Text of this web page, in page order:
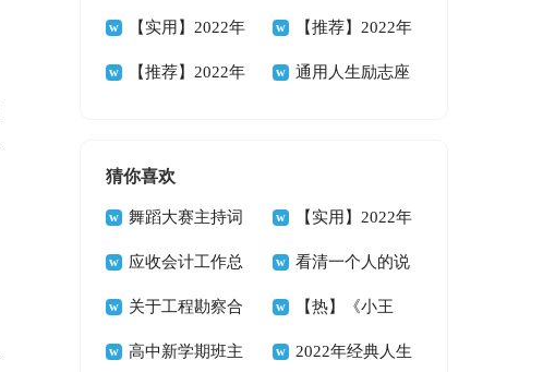
88条
人生格言集锦38条 性人生格言集合56
句
【实用】2022年
人生格言警句摘录
【推荐】2022年
励志座右铭汇编94
【推荐】2022年 通用人生励志座
猜你喜欢
舞蹈大赛主持词
14篇
【实用】2022年
悲伤唯美句子集合
39条
应收会计工作总
结
看清一个人的说
说
关于工程勘察合
同
【热】《小王
子》读书心得
高中新学期班主 2022年经典人生